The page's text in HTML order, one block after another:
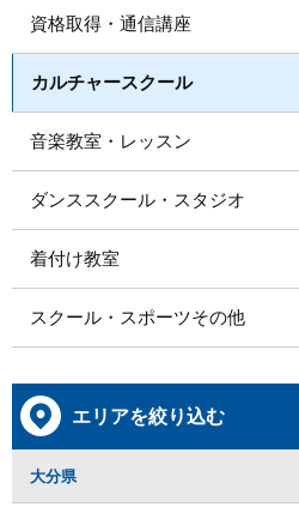
資格取得・通信講座
カルチャースクール
音楽教室・レッスン
ダンススクール・スタジオ
着付け教室
スクール・スポーツその他
エリアを絞り込む
大分県